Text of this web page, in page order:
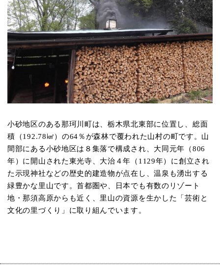
小砂地区のある那珂川町は、栃木県北東部に位置し、総面
積（192.78㎢）の64％が森林で覆われた山村の町です。山
間部にある小砂地区は８集落で構成され、大同元年（806
年）に開山された東光寺、大治４年（1129年）に創立され
た示現神社などの歴史的建造物が点在し、温泉も湧出する
緑豊かな里山です。首都圏や、日本でも有数のリゾート
地・那須高原からも近く、里山の資源を生かした「芸術と
文化の里づくり」に取り組んでいます。